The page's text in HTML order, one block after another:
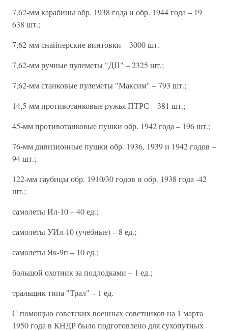
7,62-мм карабины обр. 1938 года и обр. 1944 года – 19
638 шт.;
7,62-мм снайперские винтовки – 3000 шт.
7,62-мм ручные пулеметы "ДП" – 2325 шт.;
7,62-мм станковые пулеметы "Максим" – 793 шт.;
14,5-мм противотанковые ружья ПТРС – 381 шт.;
45-мм противотанковые пушки обр. 1942 года – 196 шт.;
76-мм дивизионные пушки обр. 1936, 1939 и 1942 годов –
94 шт.;
122-мм гаубицы обр. 1910/30 годов и обр. 1938 года -42
шт.;
самолеты Ил-10 – 40 ед.;
самолеты УИл-10 (учебные) – 8 ед.;
самолеты Як-9п – 10 ед.;
большой охотник за подлодками – 1 ед.;
тральщик типа "Трал" – 1 ед.
С помощью советских военных советников на 1 марта
1950 года в КНДР было подготовлено для сухопутных